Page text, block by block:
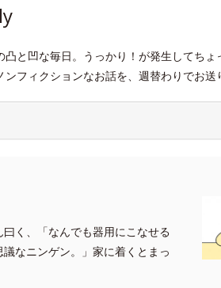
と凹な毎日。うっかり！が発生してちょ
フィクションなお話を、週替わりでお送
く、「なんでも器用にこなせる
なニンゲン。」家に着くとまっ